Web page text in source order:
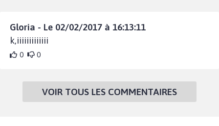
Gloria - Le 02/02/2017 à 16:13:11
k,iiiiiiiiiiiii
0 0
VOIR TOUS LES COMMENTAIRES